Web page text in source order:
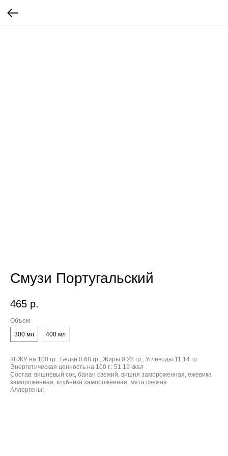
Смузи Португальский
465 р.
Объем
300 мл
400 мл
КБЖУ на 100 гр.: Белки 0.68 гр., Жиры 0.28 гр., Углеводы 11.14 гр.
Энергетическая ценность на 100 г.: 51.19 ккал
Состав: вишневый сок, банан свежий, вишня замороженная, ежевика
замороженная, клубника замороженная, мята свежая
Аллергены: -